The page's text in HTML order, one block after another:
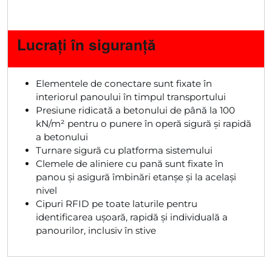
Lucrați în siguranță
Elementele de conectare sunt fixate în
interiorul panoului în timpul transportului
Presiune ridicată a betonului de până la 100
kN/m² pentru o punere în operă sigură și rapidă
a betonului
Turnare sigură cu platforma sistemului
Clemele de aliniere cu pană sunt fixate în
panou și asigură îmbinări etanșe și la același
nivel
Cipuri RFID pe toate laturile pentru
identificarea ușoară, rapidă și individuală a
panourilor, inclusiv în stive